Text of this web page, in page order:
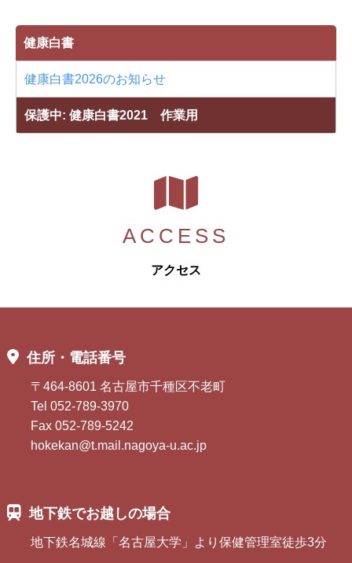
健康白書
健康白書2026のお知らせ
保護中: 健康白書2021 作業用
ACCESS
アクセス
住所・電話番号
〒464-8601 名古屋市千種区不老町
Tel 052-789-3970
Fax 052-789-5242
hokekan@t.mail.nagoya-u.ac.jp
地下鉄でお越しの場合
地下鉄名城線「名古屋大学」より保健管理室徒歩3分